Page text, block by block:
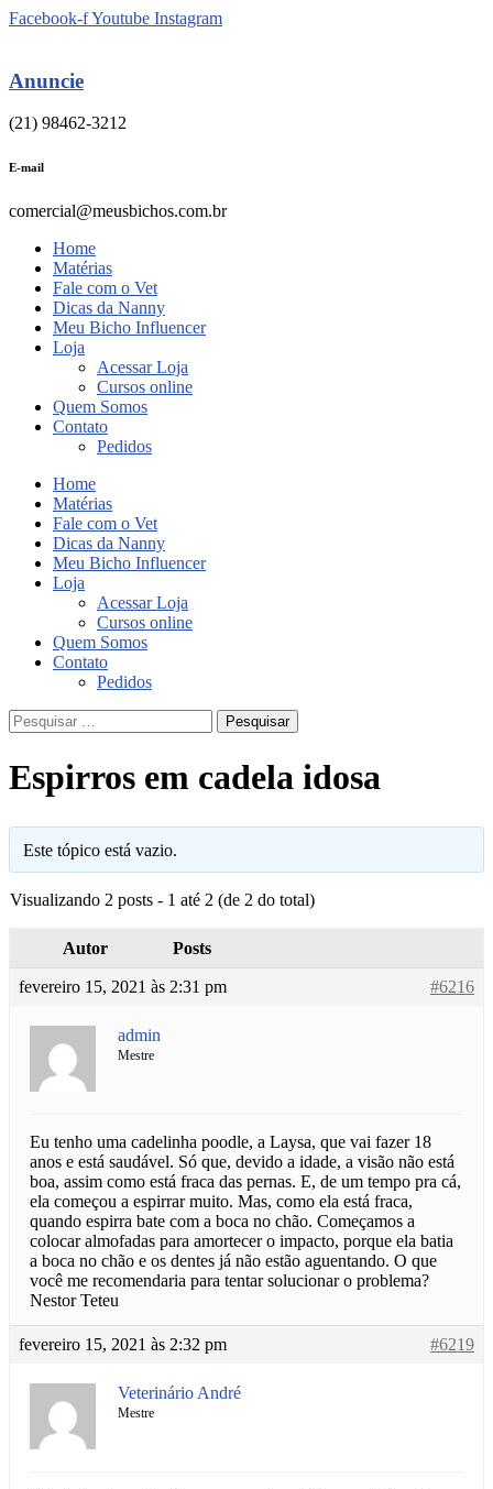
Ir
conteúdo
Facebook-fYoutube Instagram
Anuncie
(21) 98462-3212
E-mail
comercial@meusbichos.com.br
Home
Matérias
Fale com o Vet
Dicas da Nanny
Meu Bicho Influencer
Loja
Acessar Loja
Cursos online
Quem Somos
Contato
Pedidos
Home
Matérias
Fale com o Vet
Dicas da Nanny
Meu Bicho Influencer
Loja
Acessar Loja
Cursos online
Quem Somos
Contato
Pedidos
Pesquisar
por:
Espirros em cadela idosa
Este tópico está vazio.
Visualizando 2 posts - 1 até 2 (de 2 do total)
Autor Posts
fevereiro 15, 2021 às 2:31 pm #6216
admin
Mestre
Eu tenho uma cadelinha poodle, a Laysa, que vai fazer 18
anos e está saudável. Só que, devido a idade, a visão não está
boa, assim como está fraca das pernas. E, de um tempo pra cá,
ela começou a espirrar muito. Mas, como ela está fraca,
quando espirra bate com a boca no chão. Começamos a
colocar almofadas para amortecer o impacto, porque ela batia
a boca no chão e os dentes já não estão aguentando. O que
você me recomendaria para tentar solucionar o problema?
Nestor Teteu
fevereiro 15, 2021 às 2:32 pm #6219
Veterinário André
Mestre